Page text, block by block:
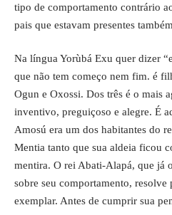
tipo de comportamento contrário
pais que estavam presentes
Na língua Yorùbá Exu quer dizer
que não tem começo nem fim. é
Ogun e Oxossi. Dos três é o mais
inventivo, preguiçoso e alegre. É
Amosú era um dos habitantes do
Mentia tanto que sua aldeia ficou
mentira. O rei Abati-Alapá, que já
sobre seu comportamento,
exemplar. Antes de cumprir sua